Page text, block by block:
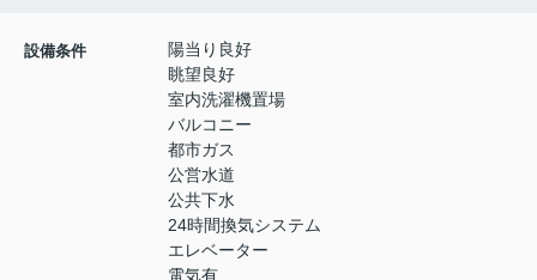
設備条件
陽当り良好
眺望良好
室内洗濯機置場
バルコニー
都市ガス
公営水道
公共下水
24時間換気システム
エレベーター
電気有